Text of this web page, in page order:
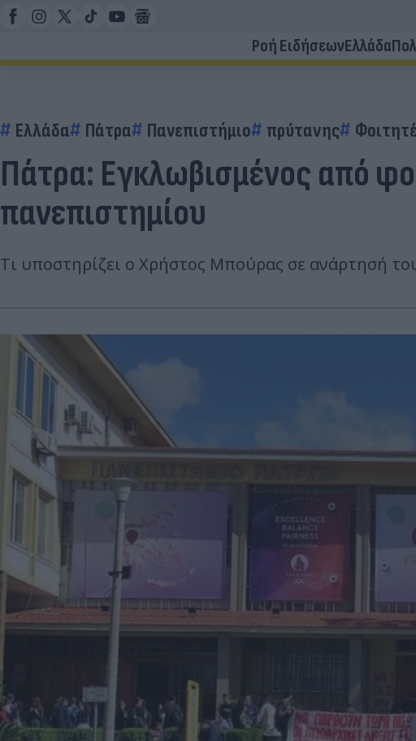
Ροή ΕιδήσεωνΕλλάδα
Ελλάδα Πάτρα Πανεπιστήμιο πρύτανης
Πάτρα: Εγκλωβισμένος από
πανεπιστημίου
Τι υποστηρίζει ο Χρήστος Μπούρας σε ανάρτησή